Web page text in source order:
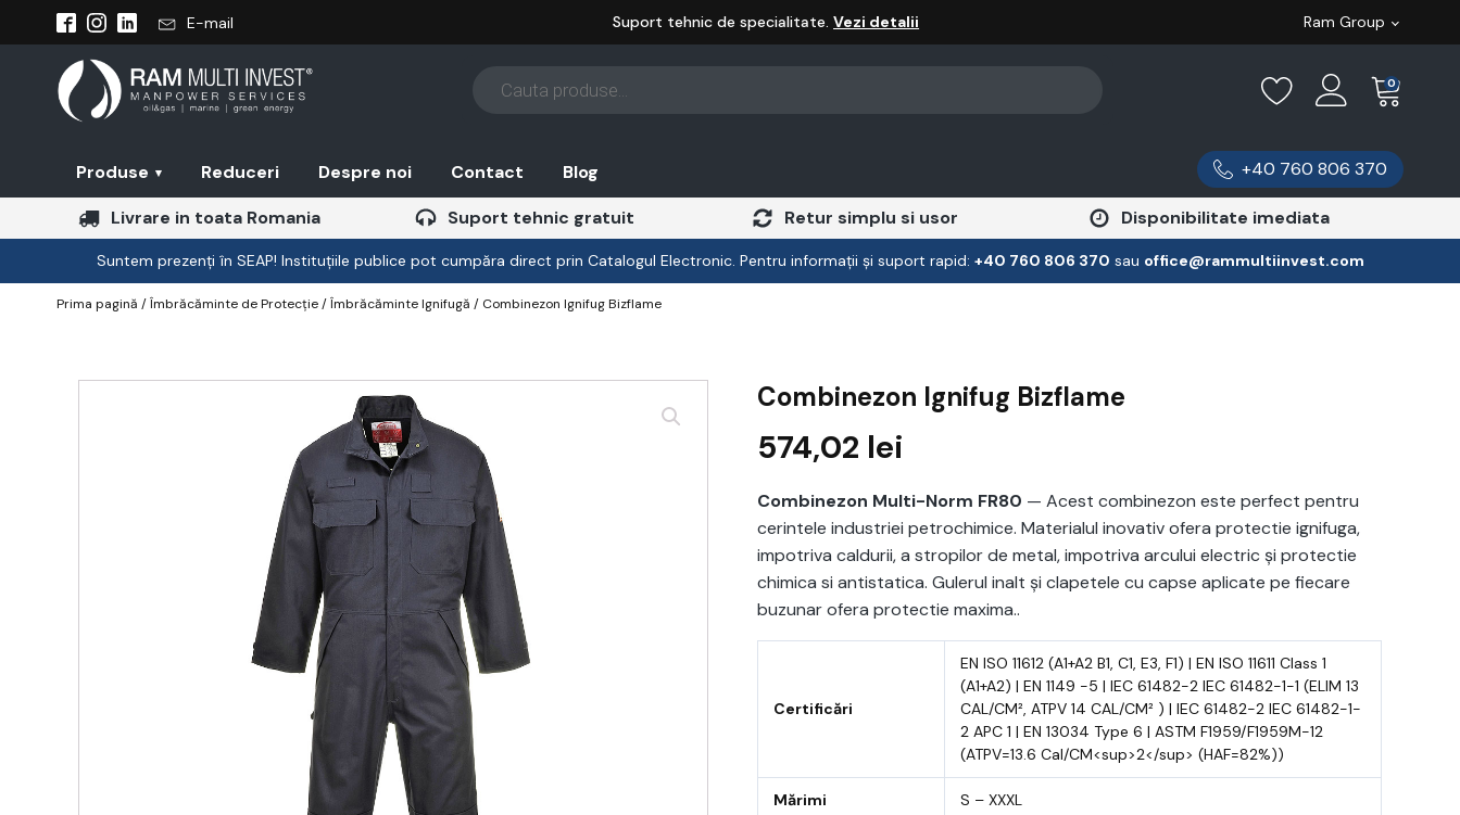
E-mail Suport tehnic de specialitate.Vezi detalii Ram Group
Products
search
0
Produse ▾ Reduceri Despre noi Contact Blog +40 760 806 370
Livrare in toata Romania Suport tehnic gratuit Retur simplu si usor Disponibilitate imediata
Suntem prezenți în SEAP! Instituțiile publice pot cumpăra direct prin Catalogul Electronic. Pentru informații și suport rapid: ‪+40 760 806 370 ‬ sau office@rammultiinvest.com
Prima pagină /Îmbrăcăminte de Protecție/Îmbrăcăminte Ignifugă / Combinezon Ignifug Bizflame
Combinezon Ignifug Bizflame
574,02 lei
Combinezon Multi-Norm FR80 — Acest combinezon este perfect pentru
cerintele industriei petrochimice. Materialul inovativ ofera protectie ignifuga,
impotriva caldurii, a stropilor de metal, impotriva arcului electric şi protectie
chimica si antistatica. Gulerul inalt şi clapetele cu capse aplicate pe fiecare
buzunar ofera protectie maxima..
Certificări
EN ISO 11612 (A1+A2 B1, C1, E3, F1) | EN ISO 11611 Class 1
(A1+A2) | EN 1149 -5 | IEC 61482-2 IEC 61482-1-1 (ELIM 13
CAL/CM², ATPV 14 CAL/CM² ) | IEC 61482-2 IEC 61482-1-
2 APC 1 | EN 13034 Type 6 | ASTM F1959/F1959M-12
(ATPV=13.6 Cal/CM<sup>2</sup> (HAF=82%))
Mărimi S – XXXL